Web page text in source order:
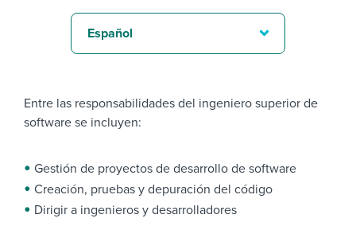
Entre las responsabilidades del ingeniero superior de
software se incluyen:
Gestión de proyectos de desarrollo de software
Creación, pruebas y depuración del código
Dirigir a ingenieros y desarrolladores
Español